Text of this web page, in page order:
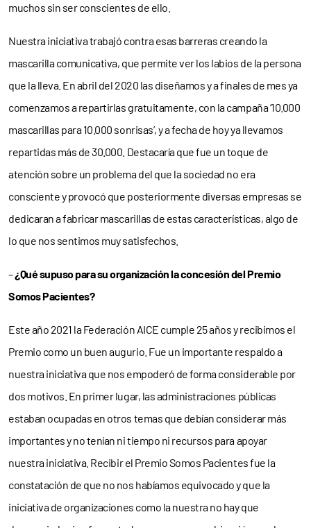
muchos sin ser conscientes de ello.
Nuestra iniciativa trabajó contra esas barreras creando la
mascarilla comunicativa, que permite ver los labios de la persona
que la lleva. En abril del 2020 las diseñamos y a finales de mes ya
comenzamos a repartirlas gratuitamente, con la campaña ‘10.000
mascarillas para 10.000 sonrisas’, y a fecha de hoy ya llevamos
repartidas más de 30.000. Destacaría que fue un toque de
atención sobre un problema del que la sociedad no era
consciente y provocó que posteriormente diversas empresas se
dedicaran a fabricar mascarillas de estas características, algo de
lo que nos sentimos muy satisfechos.
–¿Qué supuso para su organización la concesión del Premio
Somos Pacientes?
Este año 2021 la Federación AICE cumple 25 años y recibimos el
Premio como un buen augurio. Fue un importante respaldo a
nuestra iniciativa que nos empoderó de forma considerable por
dos motivos. En primer lugar, las administraciones públicas
estaban ocupadas en otros temas que debían considerar más
importantes y no tenían ni tiempo ni recursos para apoyar
nuestra iniciativa. Recibir el Premio Somos Pacientes fue la
constatación de que no nos habíamos equivocado y que la
iniciativa de organizaciones como la nuestra no hay que